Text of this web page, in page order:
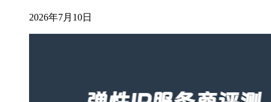
2026年7月10日